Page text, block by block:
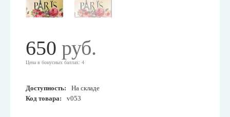
650 руб.
Цена в бонусных баллах: 4
Доступность:
На складе
Код товара:
v053